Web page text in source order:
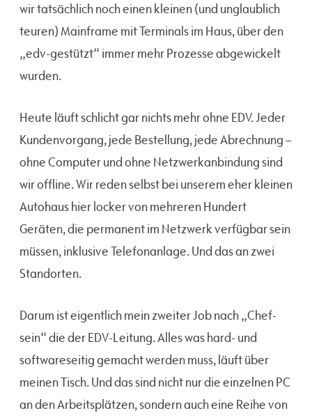
wir tatsächlich noch einen kleinen (und unglaublich
teuren) Mainframe mit Terminals im Haus, über den
„edv-gestützt“ immer mehr Prozesse abgewickelt
wurden.
Heute läuft schlicht gar nichts mehr ohne EDV. Jeder
Kundenvorgang, jede Bestellung, jede Abrechnung –
ohne Computer und ohne Netzwerkanbindung sind
wir offline. Wir reden selbst bei unserem eher kleinen
Autohaus hier locker von mehreren Hundert
Geräten, die permanent im Netzwerk verfügbar sein
müssen, inklusive Telefonanlage. Und das an zwei
Standorten.
Darum ist eigentlich mein zweiter Job nach „Chef-
sein“ die der EDV-Leitung. Alles was hard- und
softwareseitig gemacht werden muss, läuft über
meinen Tisch. Und das sind nicht nur die einzelnen PC
an den Arbeitsplätzen, sondern auch eine Reihe von